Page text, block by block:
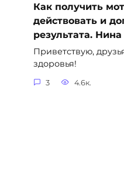
Как получить
действовать и
результата.
Приветствую,
здоровья!
3 4.6к.